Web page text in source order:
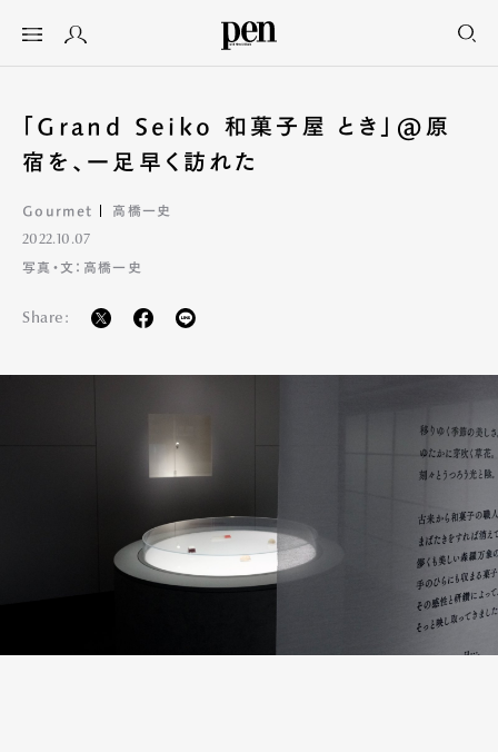
「Grand Seiko 和菓子屋 とき」@原
宿を、一足早く訪れた
Gourmet 高橋一史
2022.10.07
写真・文：高橋一史
Share: